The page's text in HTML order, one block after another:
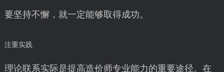
要坚持不懈，就一定能够取得成功。
注重实践
理论联系实际是提高造价师专业能力的重要途径。在